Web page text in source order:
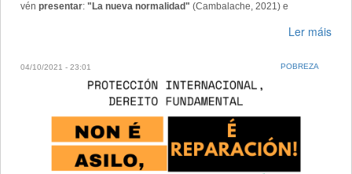
vén presentar: "La nueva normalidad" (Cambalache, 2021) e
Ler máis
04/10/2021 - 23:01 POBREZA